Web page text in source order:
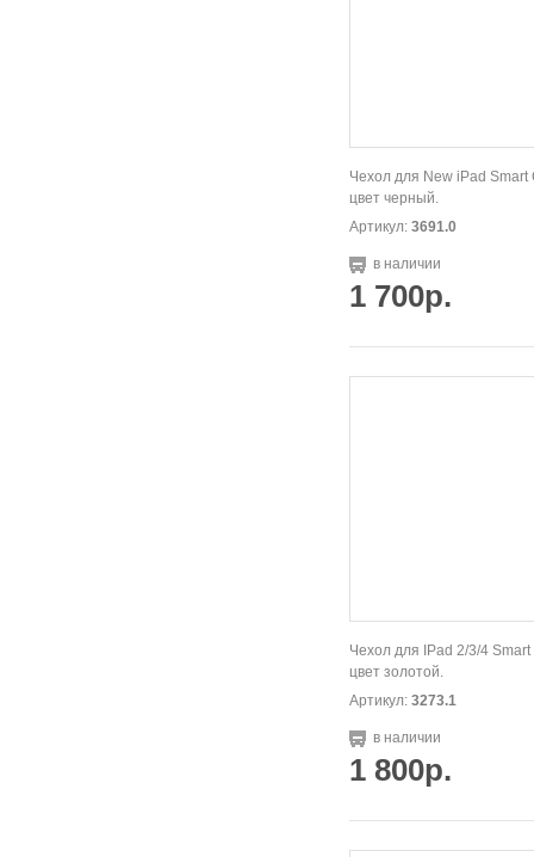
Чехол для New iPad Smart
цвет черный.
Артикул: 3691.0
в наличии
1 700р.
Чехол для IPad 2/3/4 Smart
цвет золотой.
Артикул: 3273.1
в наличии
1 800р.